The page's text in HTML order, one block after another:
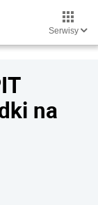
Serwisy
na